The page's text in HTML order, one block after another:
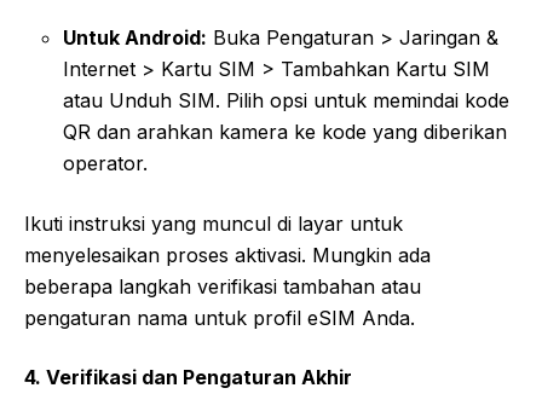
Untuk Android: Buka Pengaturan > Jaringan &
Internet > Kartu SIM > Tambahkan Kartu SIM
atau Unduh SIM. Pilih opsi untuk memindai kode
QR dan arahkan kamera ke kode yang diberikan
operator.
Ikuti instruksi yang muncul di layar untuk
menyelesaikan proses aktivasi. Mungkin ada
beberapa langkah verifikasi tambahan atau
pengaturan nama untuk profil eSIM Anda.
4. Verifikasi dan Pengaturan Akhir